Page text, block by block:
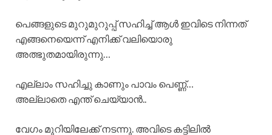
പെങ്ങളുടെ മുറുമുറുപ്പ് സഹിച്ച് ആൾ ഇവിടെ നിന്നത്
എങ്ങനെയെന്ന് എനിക്ക് വലിയൊരു
അത്ഭുതമായിരുന്നു…
എല്ലാം സഹിച്ചു കാണും പാവം പെണ്ണ്…
അല്ലാതെ എന്ത് ചെയ്യാൻ..
വേഗം മുറിയിലേക്ക് നടന്നു. അവിടെ കട്ടിലിൽ